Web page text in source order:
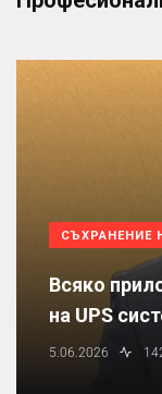
СЪХРАНЕНИЕ
Всяко
на UPS
5.06.2026